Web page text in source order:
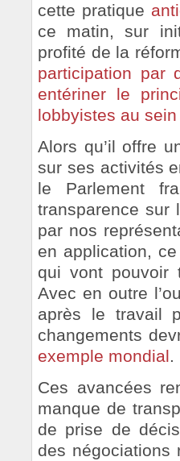
cette pratique
ce matin, sur
profité de la
participation par
entériner le
lobbyistes au sein
Alors qu’il offre
sur ses activités
le Parlement
transparence
par nos
en application,
qui vont pouvoir
Avec en outre
après le travail
changements
exemple mondial.
Ces avancées
manque de
de prise de
des négociations